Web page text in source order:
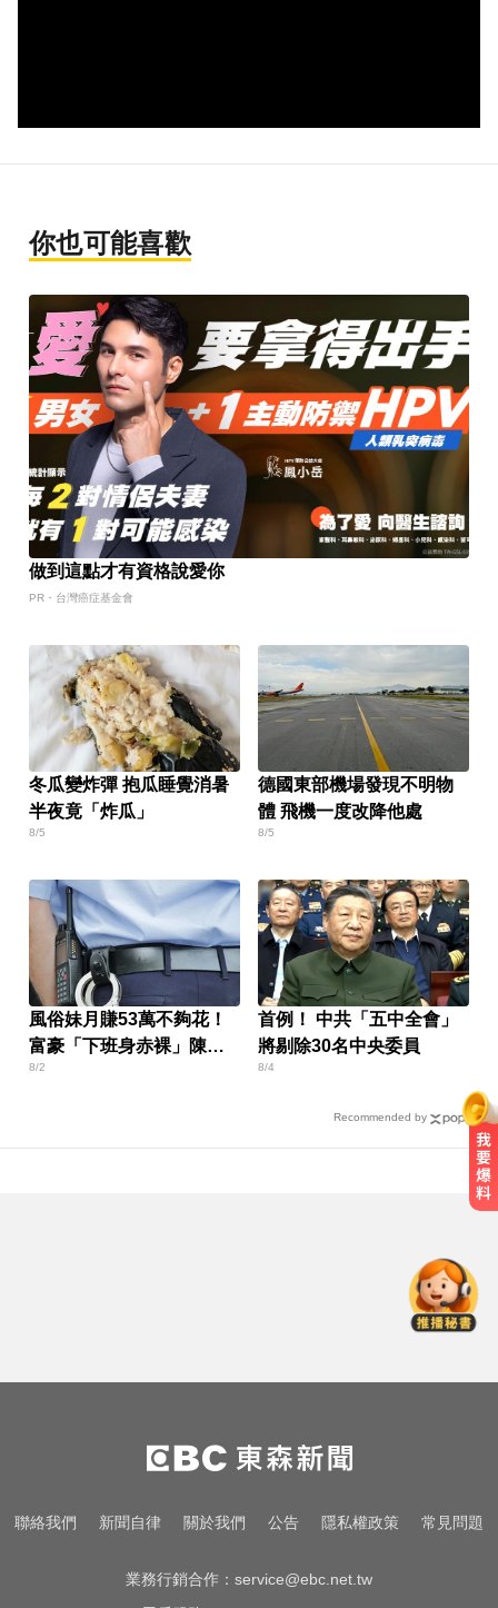
你也可能喜歡
做到這點才有資格說愛你
PR・台灣癌症基金會
冬瓜變炸彈 抱瓜睡覺消暑
半夜竟「炸瓜」
8/5
德國東部機場發現不明物
體 飛機一度改降他處
8/5
風俗妹月賺53萬不夠花！
富豪「下班身赤裸」陳屍
湖邊
8/2
首例！ 中共「五中全會」
將剔除30名中央委員
8/4
Recommended by
共機、9艘共艦
愛玩車／採對開車門 Genesis GV90
將登場
淑麗氣象／白海豚路徑變了！最快
聯絡我們 新聞自律 關於我們 公告 隱私權政策 常見問題
業務行銷合作： service@ebc.net.tw